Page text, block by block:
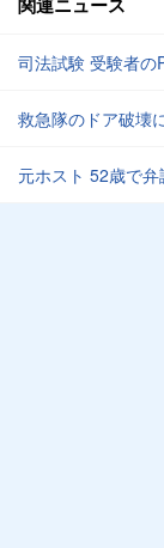
司法試験 受験者の
救急隊のドア破壊
元ホスト 52歳で